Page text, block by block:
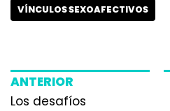
VÍNCULOS SEXOAFECTIVOS
ANTERIOR
Los desafíos